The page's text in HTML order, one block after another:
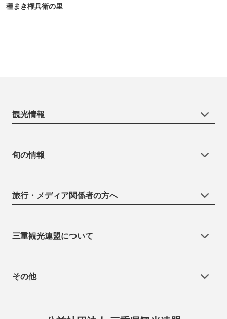
種まき権兵衛の里
観光情報
旬の情報
旅行・メディア関係者の方へ
三重観光連盟について
その他